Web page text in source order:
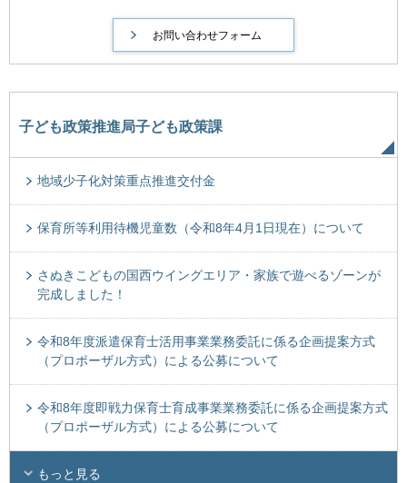
子ども政策推進局子ども政策課
地域少子化対策重点推進交付金
保育所等利用待機児童数（令和8年4月1日現在）について
さぬきこどもの国西ウイングエリア・家族で遊べるゾーンが
完成しました！
令和8年度派遣保育士活用事業業務委託に係る企画提案方式
（プロポーザル方式）による公募について
令和8年度即戦力保育士育成事業業務委託に係る企画提案方式
（プロポーザル方式）による公募について
もっと見る